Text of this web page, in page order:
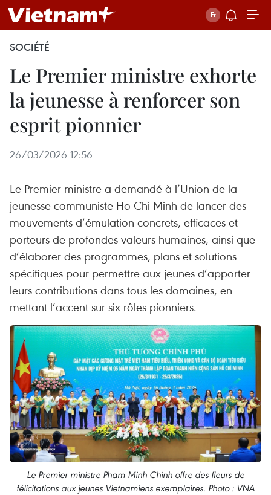
SOCIÉTÉ
Le Premier ministre exhorte
la jeunesse à renforcer son
esprit pionnier
26/03/2026 12:56
Le Premier ministre a demandé à l’Union de la
jeunesse communiste Ho Chi Minh de lancer des
mouvements d’émulation concrets, efficaces et
porteurs de profondes valeurs humaines, ainsi que
d’élaborer des programmes, plans et solutions
spécifiques pour permettre aux jeunes d’apporter
leurs contributions dans tous les domaines, en
mettant l’accent sur six rôles pionniers.
Le Premier ministre Pham Minh Chinh offre des fleurs de
félicitations aux jeunes Vietnamiens exemplaires. Photo : VNA